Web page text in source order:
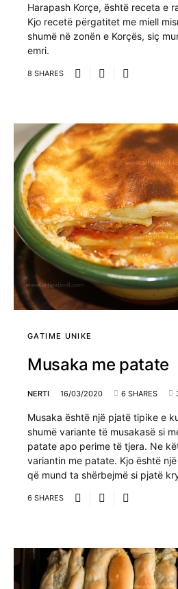
Harapash Korçe, është receta e
Kjo recetë përgatitet me miell
shumë në zonën e Korçës, siç
emri.
8 SHARES
GATIME UNIKE
Musaka me patate
NERTI 16/03/2020 6 SHARES
Musaka është një pjatë tipike e
shumë variante të musakasë si
patate apo perime të tjera. Ne
variantin me patate. Kjo është
që mund ta shërbejmë si pjatë
6 SHARES